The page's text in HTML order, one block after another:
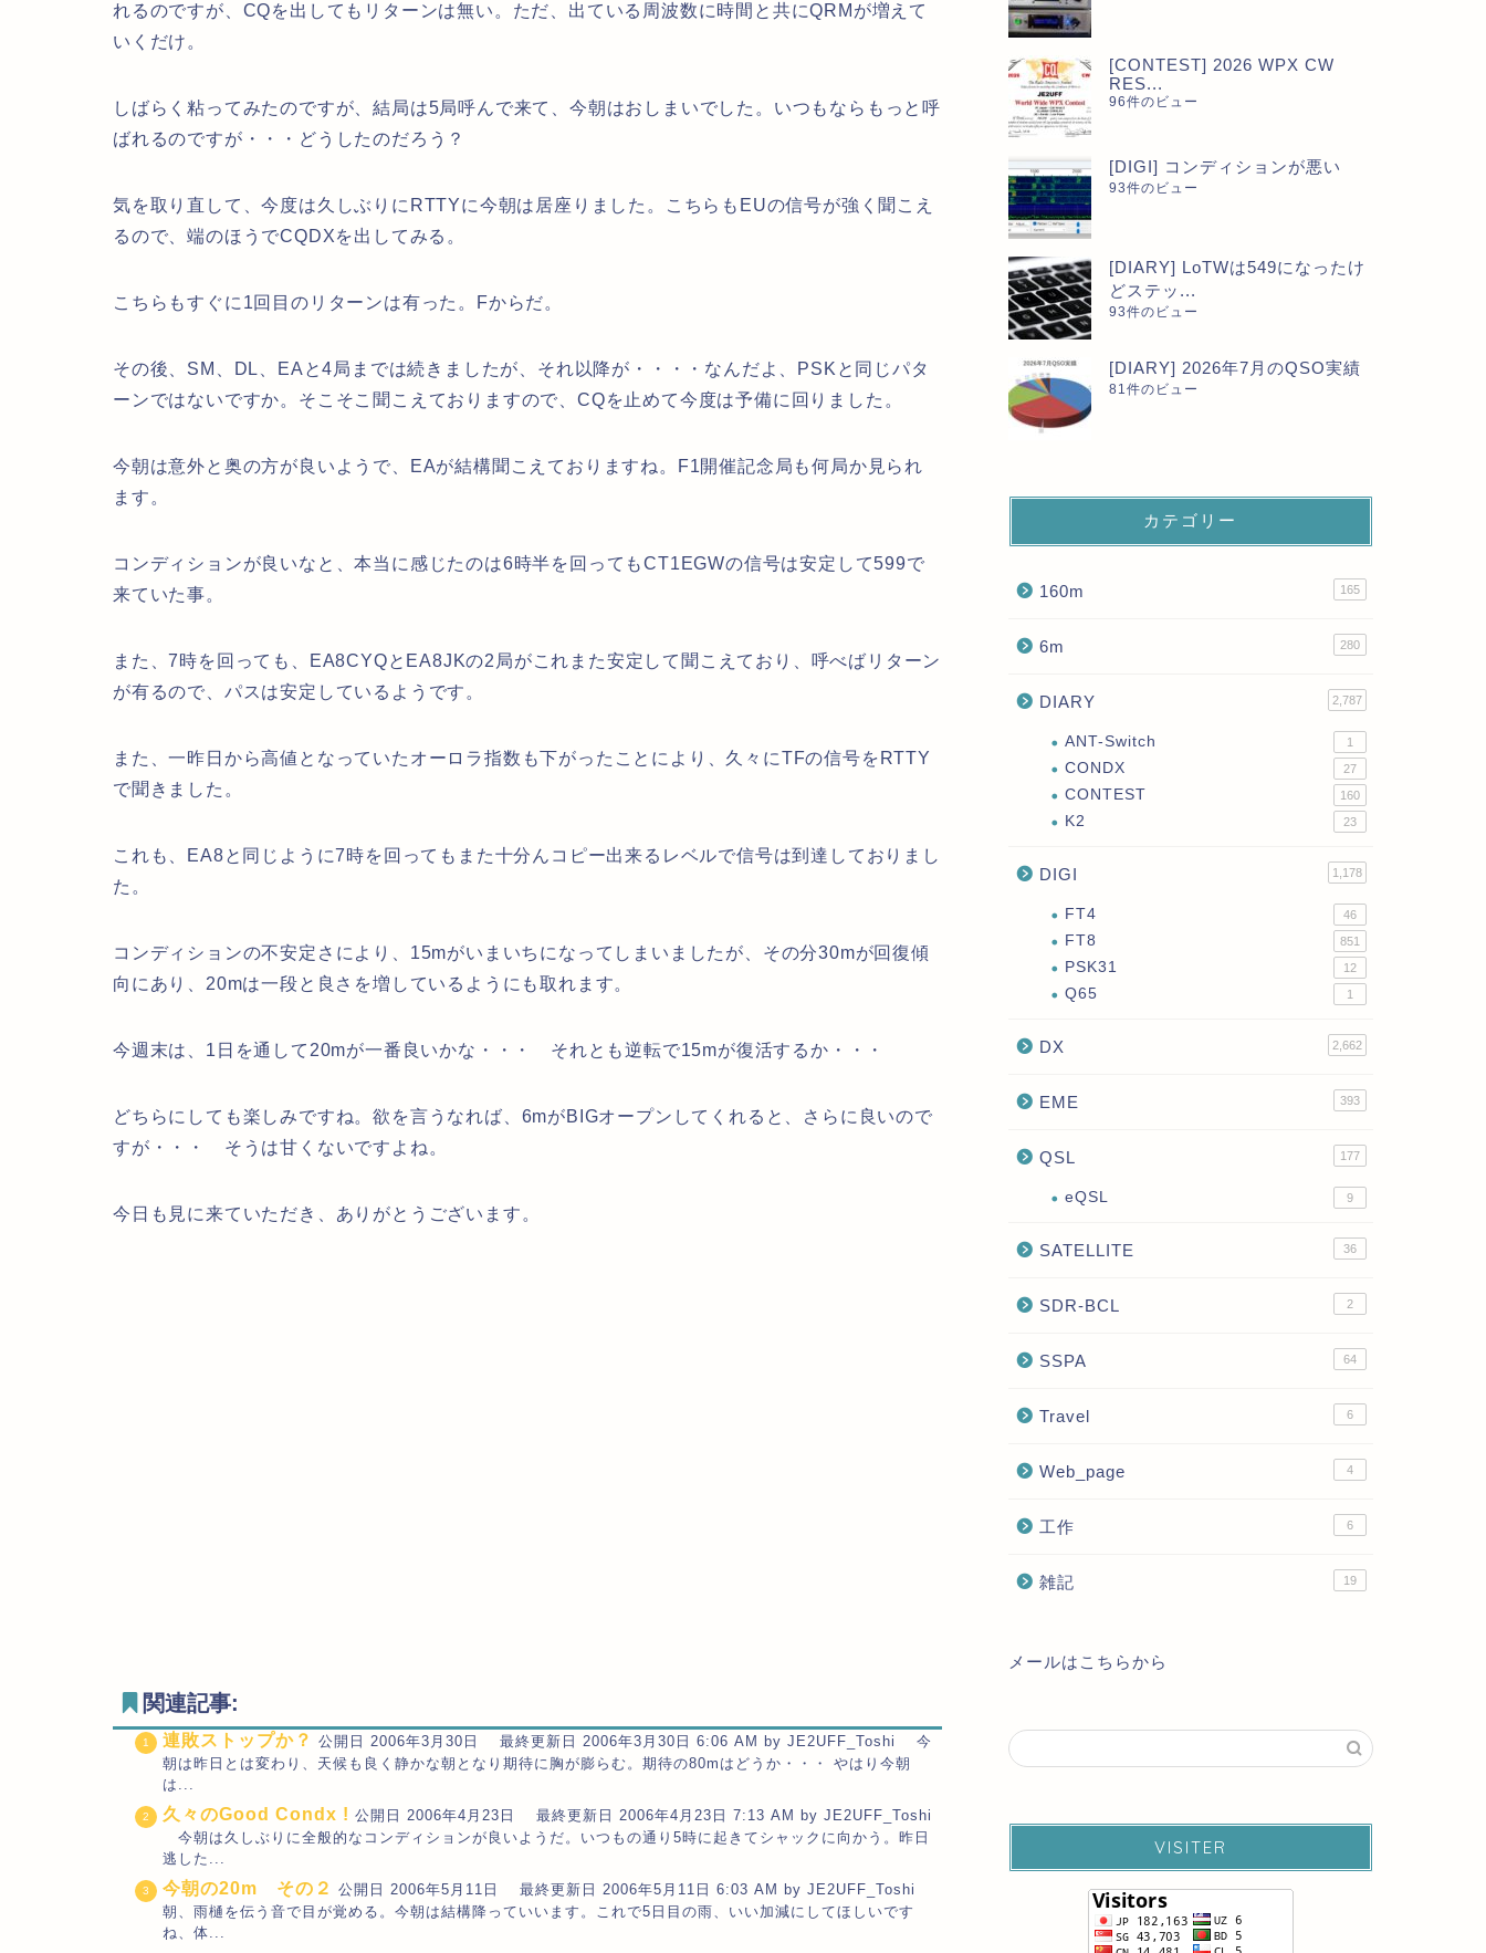
れるのですが、CQを出してもリターンは無い。ただ、出ている周波数に時間と共にQRMが増えて
いくだけ。
しばらく粘ってみたのですが、結局は5局呼んで来て、今朝はおしまいでした。いつもならもっと呼
ばれるのですが・・・どうしたのだろう？
気を取り直して、今度は久しぶりにRTTYに今朝は居座りました。こちらもEUの信号が強く聞こえ
るので、端のほうでCQDXを出してみる。
こちらもすぐに1回目のリターンは有った。Fからだ。
その後、SM、DL、EAと4局までは続きましたが、それ以降が・・・・なんだよ、PSKと同じパタ
ーンではないですか。そこそこ聞こえておりますので、CQを止めて今度は予備に回りました。
今朝は意外と奥の方が良いようで、EAが結構聞こえておりますね。F1開催記念局も何局か見られ
ます。
コンディションが良いなと、本当に感じたのは6時半を回ってもCT1EGWの信号は安定して599で
来ていた事。
また、7時を回っても、EA8CYQとEA8JKの2局がこれまた安定して聞こえており、呼べばリターン
が有るので、パスは安定しているようです。
また、一昨日から高値となっていたオーロラ指数も下がったことにより、久々にTFの信号をRTTY
で聞きました。
これも、EA8と同じように7時を回ってもまた十分んコピー出来るレベルで信号は到達しておりまし
た。
コンディションの不安定さにより、15mがいまいちになってしまいましたが、その分30mが回復傾
向にあり、20mは一段と良さを増しているようにも取れます。
今週末は、1日を通して20mが一番良いかな・・・ それとも逆転で15mが復活するか・・・
どちらにしても楽しみですね。欲を言うなれば、6mがBIGオープンしてくれると、さらに良いので
すが・・・ そうは甘くないですよね。
今日も見に来ていただき、ありがとうございます。
関連記事:
連敗ストップか？ 公開日 2006年3月30日 最終更新日 2006年3月30日 6:06 AM by JE2UFF_Toshi 今
朝は昨日とは変わり、天候も良く静かな朝となり期待に胸が膨らむ。期待の80mはどうか・・・ やはり今朝
は...
久々のGood Condx ! 公開日 2006年4月23日 最終更新日 2006年4月23日 7:13 AM by JE2UFF_Toshi
今朝は久しぶりに全般的なコンディションが良いようだ。いつもの通り5時に起きてシャックに向かう。昨日
逃した...
今朝の20m その２ 公開日 2006年5月11日 最終更新日 2006年5月11日 6:03 AM by JE2UFF_Toshi
朝、雨樋を伝う音で目が覚める。今朝は結構降っていいます。これで5日目の雨、いい加減にしてほしいです
ね、体...
[CONTEST] 2026 WPX CW
RES...
96件のビュー
[DIGI] コンディションが悪い
93件のビュー
[DIARY] LoTWは549になったけ
どステッ...
93件のビュー
[DIARY] 2026年7月のQSO実績
81件のビュー
カテゴリー
160m 165
6m 280
DIARY 2,787
ANT-Switch 1
CONDX 27
CONTEST 160
K2 23
DIGI 1,178
FT4 46
FT8 851
PSK31 12
Q65 1
DX 2,662
EME 393
QSL 177
eQSL 9
SATELLITE 36
SDR-BCL 2
SSPA 64
Travel 6
Web_page 4
工作 6
雑記 19
メールはこちらから
VISITER